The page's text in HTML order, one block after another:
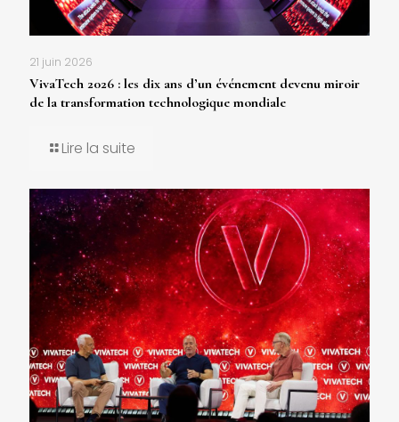
21 juin 2026
VivaTech 2026 : les dix ans d’un événement devenu miroir
de la transformation technologique mondiale
Lire la suite